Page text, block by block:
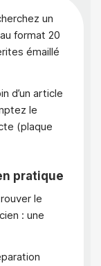
un
format 20
émaillé
d’un article
le
(plaque
pratique
le
: une